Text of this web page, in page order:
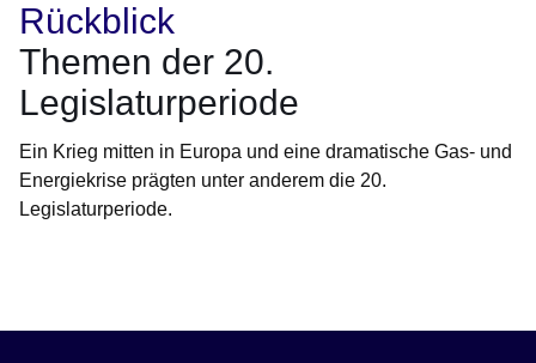
Rückblick
Themen der 20.
Legislaturperiode
Ein Krieg mitten in Europa und eine dramatische Gas- und
Energiekrise prägten unter anderem die 20.
Legislaturperiode.